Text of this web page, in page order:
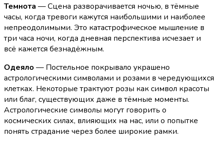
Темнота — Сцена разворачивается ночью, в тёмные
часы, когда тревоги кажутся наибольшими и наиболее
непреодолимыми. Это катастрофическое мышление в
три часа ночи, когда дневная перспектива исчезает и
всё кажется безнадёжным.
Одеяло — Постельное покрывало украшено
астрологическими символами и розами в чередующихся
клетках. Некоторые трактуют розы как символ красоты
или благ, существующих даже в тёмные моменты.
Астрологические символы могут говорить о
космических силах, влияющих на нас, или о попытке
понять страдание через более широкие рамки.